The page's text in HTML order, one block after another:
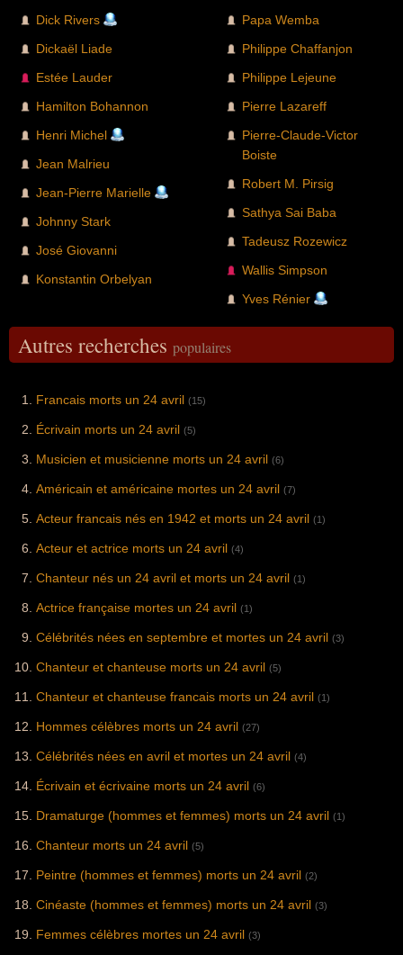
Dick Rivers
Dickaël Liade
Estée Lauder
Hamilton Bohannon
Henri Michel
Jean Malrieu
Jean-Pierre Marielle
Johnny Stark
José Giovanni
Konstantin Orbelyan
Papa Wemba
Philippe Chaffanjon
Philippe Lejeune
Pierre Lazareff
Pierre-Claude-Victor
Boiste
Robert M. Pirsig
Sathya Sai Baba
Tadeusz Rozewicz
Wallis Simpson
Yves Rénier
Autres recherches populaires
Francais morts un 24 avril (15)
Écrivain morts un 24 avril (5)
Musicien et musicienne morts un 24 avril (6)
Américain et américaine mortes un 24 avril (7)
Acteur francais nés en 1942 et morts un 24 avril (1)
Acteur et actrice morts un 24 avril (4)
Chanteur nés un 24 avril et morts un 24 avril (1)
Actrice française mortes un 24 avril (1)
Célébrités nées en septembre et mortes un 24 avril (3)
Chanteur et chanteuse morts un 24 avril (5)
Chanteur et chanteuse francais morts un 24 avril (1)
Hommes célèbres morts un 24 avril (27)
Célébrités nées en avril et mortes un 24 avril (4)
Écrivain et écrivaine morts un 24 avril (6)
Dramaturge (hommes et femmes) morts un 24 avril (1)
Chanteur morts un 24 avril (5)
Peintre (hommes et femmes) morts un 24 avril (2)
Cinéaste (hommes et femmes) morts un 24 avril (3)
Femmes célèbres mortes un 24 avril (3)